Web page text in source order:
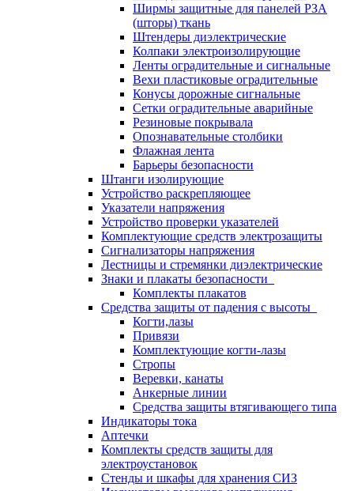
Ширмы защитные для панелей РЗА
(шторы) ткань
Штендеры диэлектрические
Колпаки электроизолирующие
Ленты оградительные и сигнальные
Вехи пластиковые оградительные
Конусы дорожные сигнальные
Сетки оградительные аварийные
Резиновые покрывала
Опознавательные столбики
Флажная лента
Барьеры безопасности
Штанги изолирующие
Устройство раскрепляющее
Указатели напряжения
Устройство проверки указателей
Комплектующие средств электрозащиты
Сигнализаторы напряжения
Лестницы и стремянки диэлектрические
Знаки и плакаты безопасности
Комплекты плакатов
Средства защиты от падения с высоты
Когти,лазы
Привязи
Комплектующие когти-лазы
Стропы
Веревки, канаты
Анкерные линии
Средства защиты втягивающего типа
Индикаторы тока
Аптечки
Комплекты средств защиты для
электроустановок
Стенды и шкафы для хранения СИЗ